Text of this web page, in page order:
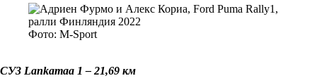
Фото: M-Sport
СУ3 Lankamaa 1 – 21,69 км